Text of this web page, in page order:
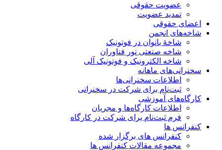
عضویت حقوقی
تمدید عضویت
اعضای حقوقی
شاخه‌های انجمن
شاخۀ بانوان در فوتونیک
شاخه صنعتی نور فناوران
شاخه‌ الکترونیک و فوتونیک آلی
سخنرانی‌های ماهانه
اطلاعات سخنرانی‌‌ها
ثبت‌نام برای شرکت در سخنرانی
کارگاه‌های آموزشی
اطلاعات کارگاه‌ها و مجریان
فرم ثبت‌نام برای شرکت در کارگاه
کنفرانس ها
کنفرانس های برگزار شده
مجموعه مقالات کنفرانس ها